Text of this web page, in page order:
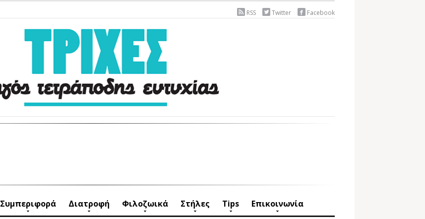
RSS Twitter Facebook
Συμπεριφορά Διατροφή Φιλοζωικά Στήλες Tips
Επικοινωνία